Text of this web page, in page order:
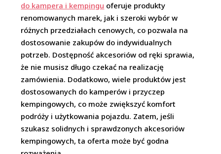
do kampera i kempingu oferuje produkty
renomowanych marek, jak i szeroki wybór w
różnych przedziałach cenowych, co pozwala na
dostosowanie zakupów do indywidualnych
potrzeb. Dostępność akcesoriów od ręki sprawia,
że nie musisz długo czekać na realizację
zamówienia. Dodatkowo, wiele produktów jest
dostosowanych do kamperów i przyczep
kempingowych, co może zwiększyć komfort
podróży i użytkowania pojazdu. Zatem, jeśli
szukasz solidnych i sprawdzonych akcesoriów
kempingowych, ta oferta może być godna